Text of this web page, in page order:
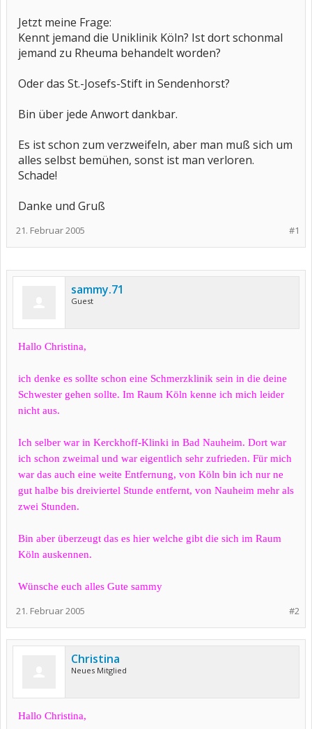
Jetzt meine Frage:
Kennt jemand die Uniklinik Köln? Ist dort schonmal
jemand zu Rheuma behandelt worden?
Oder das St.-Josefs-Stift in Sendenhorst?
Bin über jede Anwort dankbar.
Es ist schon zum verzweifeln, aber man muß sich um
alles selbst bemühen, sonst ist man verloren.
Schade!
Danke und Gruß
#1
21. Februar 2005
sammy.71
Guest
Hallo Christina,
ich denke es sollte schon eine Schmerzklinik sein in die deine
Schwester gehen sollte. Im Raum Köln kenne ich mich leider
nicht aus.
Ich selber war in Kerckhoff-Klinki in Bad Nauheim. Dort war
ich schon zweimal und war eigentlich sehr zufrieden. Für mich
war das auch eine weite Entfernung, von Köln bin ich nur ne
gut halbe bis dreiviertel Stunde entfernt, von Nauheim mehr als
zwei Stunden.
Bin aber überzeugt das es hier welche gibt die sich im Raum
Köln auskennen.
Wünsche euch alles Gute sammy
#2
21. Februar 2005
Christina
Neues Mitglied
Hallo Christina,